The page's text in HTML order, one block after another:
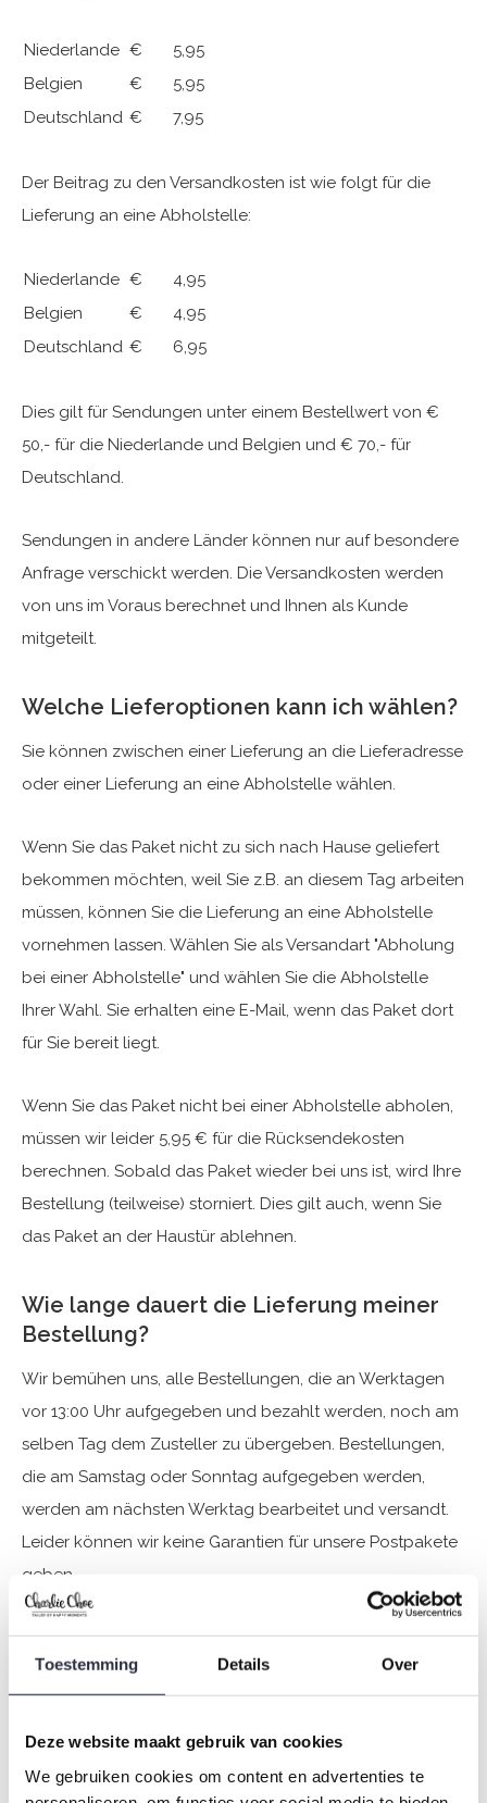
Toestemming Details Over
Deze website maakt gebruik van cookies
We gebruiken cookies om content en advertenties te
Niederlande € 5,95
Belgien
€ 5,95
Deutschland € 7,95
Der Beitrag zu den Versandkosten ist wie folgt für die
Lieferung an eine Abholstelle:
Niederlande € 4,95
Belgien
€ 4,95
Deutschland € 6,95
Dies gilt für Sendungen unter einem Bestellwert von €
50,- für die Niederlande und Belgien und € 70,- für
Deutschland.
Sendungen in andere Länder können nur auf besondere
Anfrage verschickt werden. Die Versandkosten werden
von uns im Voraus berechnet und Ihnen als Kunde
mitgeteilt.
Welche Lieferoptionen kann ich wählen?
Sie können zwischen einer Lieferung an die Lieferadresse
oder einer Lieferung an eine Abholstelle wählen.
Wenn Sie das Paket nicht zu sich nach Hause geliefert
bekommen möchten, weil Sie z.B. an diesem Tag arbeiten
müssen, können Sie die Lieferung an eine Abholstelle
vornehmen lassen. Wählen Sie als Versandart "Abholung
bei einer Abholstelle" und wählen Sie die Abholstelle
Ihrer Wahl. Sie erhalten eine E-Mail, wenn das Paket dort
für Sie bereit liegt.
Wenn Sie das Paket nicht bei einer Abholstelle abholen,
müssen wir leider 5,95 € für die Rücksendekosten
berechnen. Sobald das Paket wieder bei uns ist, wird Ihre
Bestellung (teilweise) storniert. Dies gilt auch, wenn Sie
das Paket an der Haustür ablehnen.
Wie lange dauert die Lieferung meiner
Bestellung?
Wir bemühen uns, alle Bestellungen, die an Werktagen
vor 13:00 Uhr aufgegeben und bezahlt werden, noch am
selben Tag dem Zusteller zu übergeben. Bestellungen,
die am Samstag oder Sonntag aufgegeben werden,
werden am nächsten Werktag bearbeitet und versandt.
Leider können wir keine Garantien für unsere Postpakete
geben.
Bestellungen aus dem Ausland haben eine längere
Lieferfrist. Sie können diese Bestellungen auch über den
Link in der Versandbestätigung verfolgen.
Während der Feiertage, Verkaufszeiten wie dem Black
Friday und der Einführung neuer Kollektionen haben wir